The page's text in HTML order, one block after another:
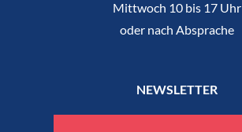
Mittwoch 10 bis 17 Uhr
oder nach Absprache
NEWSLETTER